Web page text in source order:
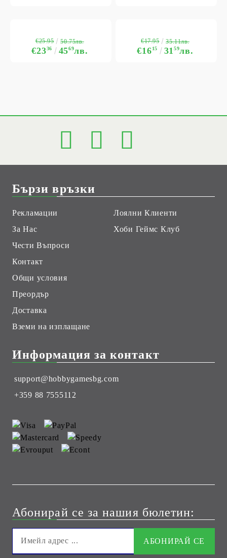
€2336 4569лв.
€25.95 50.75лв.
€1615 3159лв.
€17.95 35.11лв.
Бързи връзки
Рекламации
За Нас
Чести Въпроси
Контакт
Общи условия
Преордър
Доставка
Вземи на изплащане
Лоялни Клиенти
Хоби Геймс Клуб
Информация за контакт
support@hobbygamesbg.com
+359 88 7555112
Абонирай се за нашия бюлетин: